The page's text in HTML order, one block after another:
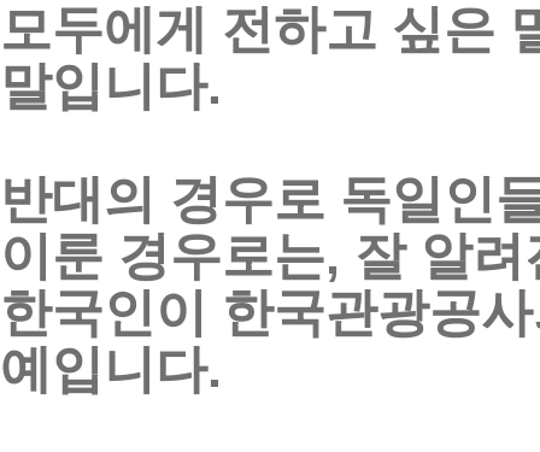
모두에게 전하고 싶은
말입니다.
반대의 경우로 독일인
이룬 경우로는, 잘 알려
한국인이 한국관광공
예입니다.